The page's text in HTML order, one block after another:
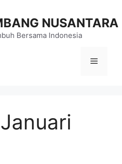
NUSANTARA
Bersama Indonesia
Menu